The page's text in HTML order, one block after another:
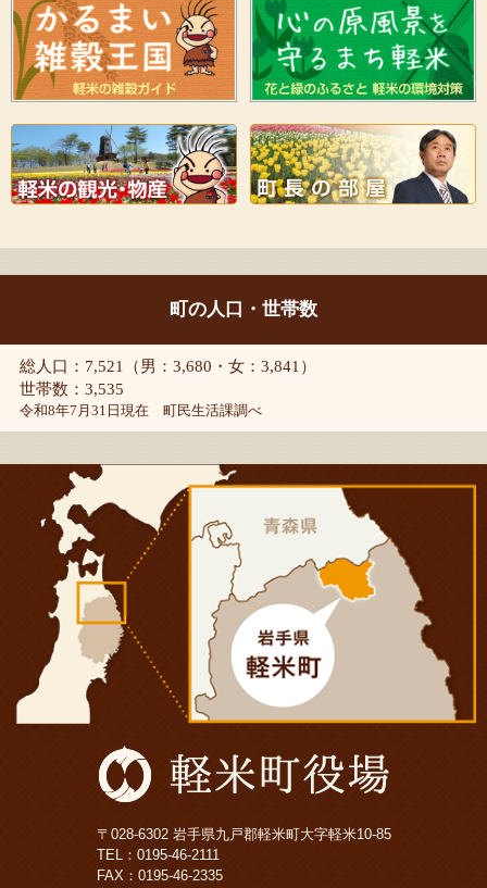
町の人口・世帯数
総人口：7,521（男：3,680・女：3,841）
世帯数：3,535
令和8年7月31日現在 町民生活課調べ
〒028-6302 岩手県九戸郡軽米町大字軽米10-85
TEL： 0195-46-2111
FAX：0195-46-2335